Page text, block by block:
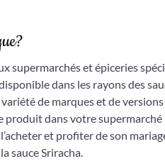
supermarchés et épiceries
dans les rayons des
de marques et de
produit dans votre supermarché
et profiter de son
sauce Sriracha.